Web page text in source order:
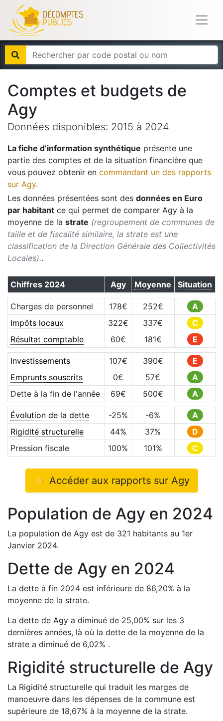
Comptes et budgets de
Agy
Données disponibles: 2015 à 2024
La fiche d’information synthétique présente une
partie des comptes et de la situation financière que
vous pouvez obtenir en commandant un des rapports
sur Agy.
Les données présentées sont des données en Euro
par habitant ce qui permet de comparer Agy à la
moyenne de la strate (regroupement de communes de
taille et de fiscalité similaire, la strate est une
classification de la Direction Générale des Collectivités
Locales)..
Chiffres 2024 Agy Moyenne Situation
Charges de personnel 178€ 252€
A
Impôts locaux
322€ 337€
C
Résultat comptable
60€ 181€ E
Investissements 107€ 390€
E
Emprunts souscrits
0€ 57€
A
Dette à la fin de l'année
69€ 500€ A
Évolution de la dette -25% -6%
A
Rigidité structurelle
44% 37%
D
Pression fiscale
100% 101% C
👉 Accéder aux rapports sur Agy
Population de Agy en 2024
La population de Agy est de 321 habitants au 1er
Janvier 2024.
Dette de Agy en 2024
La dette à fin 2024 est inférieure de 86,20% à la
moyenne de la strate.
La dette de Agy a diminué de 25,00% sur les 3
dernières années, là où la dette de la moyenne de la
strate a diminué de 6,02% .
Rigidité structurelle de Agy
La Rigidité structurelle qui traduit les marges de
manoeuvre dans les dépenses de la commune est
supérieure de 18,67% à la moyenne de la strate.